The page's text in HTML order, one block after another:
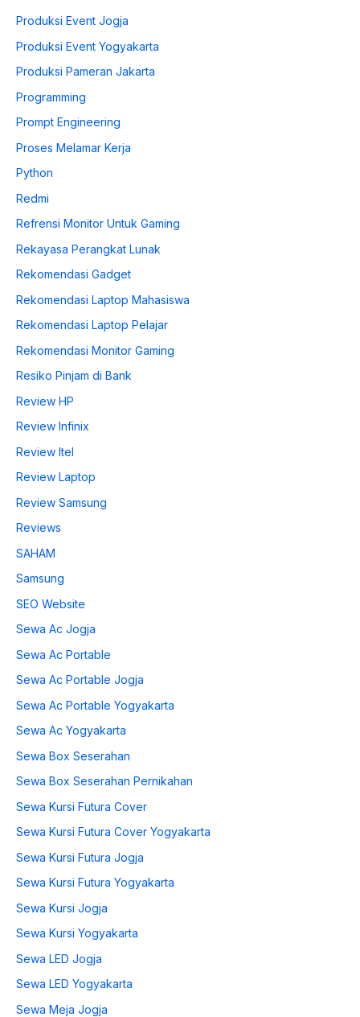
Produksi Event Jogja
Produksi Event Yogyakarta
Produksi Pameran Jakarta
Programming
Prompt Engineering
Proses Melamar Kerja
Python
Redmi
Refrensi Monitor Untuk Gaming
Rekayasa Perangkat Lunak
Rekomendasi Gadget
Rekomendasi Laptop Mahasiswa
Rekomendasi Laptop Pelajar
Rekomendasi Monitor Gaming
Resiko Pinjam di Bank
Review HP
Review Infinix
Review Itel
Review Laptop
Review Samsung
Reviews
SAHAM
Samsung
SEO Website
Sewa Ac Jogja
Sewa Ac Portable
Sewa Ac Portable Jogja
Sewa Ac Portable Yogyakarta
Sewa Ac Yogyakarta
Sewa Box Seserahan
Sewa Box Seserahan Pernikahan
Sewa Kursi Futura Cover
Sewa Kursi Futura Cover Yogyakarta
Sewa Kursi Futura Jogja
Sewa Kursi Futura Yogyakarta
Sewa Kursi Jogja
Sewa Kursi Yogyakarta
Sewa LED Jogja
Sewa LED Yogyakarta
Sewa Meja Jogja